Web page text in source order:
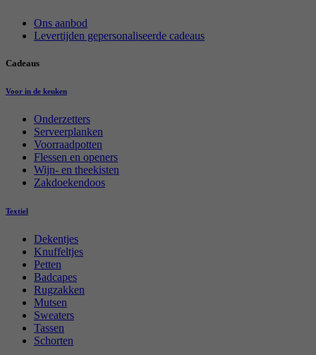
Ons aanbod
Levertijden gepersonaliseerde cadeaus
Cadeaus
Voor in de keuken
Onderzetters
Serveerplanken
Voorraadpotten
Flessen en openers
Wijn- en theekisten
Zakdoekendoos
Textiel
Dekentjes
Knuffeltjes
Petten
Badcapes
Rugzakken
Mutsen
Sweaters
Tassen
Schorten